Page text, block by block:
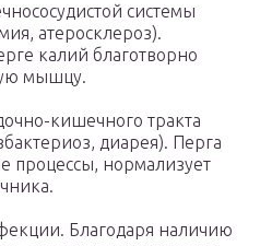
системы
атеросклероз).
калий благотворно
мышцу.
кишечного тракта
диарея). Перга
процессы, нормализует
Благодаря наличию